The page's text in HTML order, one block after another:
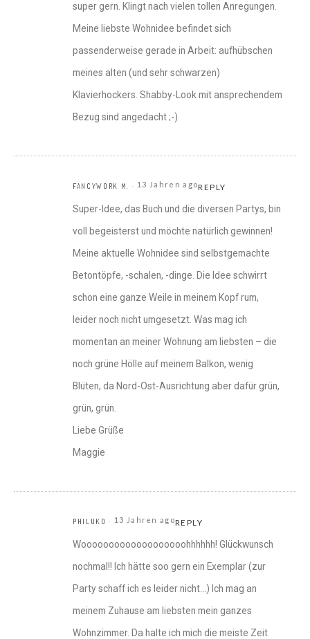
super gern. Klingt nach vielen tollen Anregungen.
Meine liebste Wohnidee befindet sich
passenderweise gerade in Arbeit: aufhübschen
meines alten (und sehr schwarzen)
Klavierhockers. Shabby-Look mit ansprechendem
Bezug sind angedacht ;-)
FANCYWORK M. 13 Jahren agoREPLY
Super-Idee, das Buch und die diversen Partys, bin
voll begeisterst und möchte natürlich gewinnen!
Meine aktuelle Wohnidee sind selbstgemachte
Betontöpfe, -schalen, -dinge. Die Idee schwirrt
schon eine ganze Weile in meinem Kopf rum,
leider noch nicht umgesetzt. Was mag ich
momentan an meiner Wohnung am liebsten – die
noch grüne Hölle auf meinem Balkon, wenig
Blüten, da Nord-Ost-Ausrichtung aber dafür grün,
grün, grün.
Liebe Grüße
Maggie
PHILUKO 13 Jahren agoREPLY
Wooooooooooooooooooohhhhhh! Glückwunsch
nochmal!! Ich hätte soo gern ein Exemplar (zur
Party schaff ich es leider nicht…) Ich mag an
meinem Zuhause am liebsten mein ganzes
Wohnzimmer. Da halte ich mich die meiste Zeit